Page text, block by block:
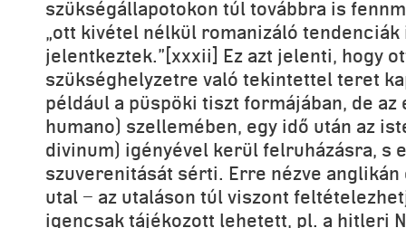
szükségállapotokon túl továbbra is
„ott kivétel nélkül romanizáló tendenciák
jelentkeztek.”[xxxii] Ez azt jelenti, hogy
szükséghelyzetre való tekintettel teret
például a püspöki tiszt formájában, de
humano) szellemében, egy idő után az
divinum) igényével kerül felruházásra, s
szuverenitását sérti. Erre nézve
utal − az utaláson túl viszont
igencsak tájékozott lehetett, pl. a hitleri